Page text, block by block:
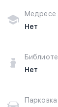
Медресе
Нет
Нет
Парковка